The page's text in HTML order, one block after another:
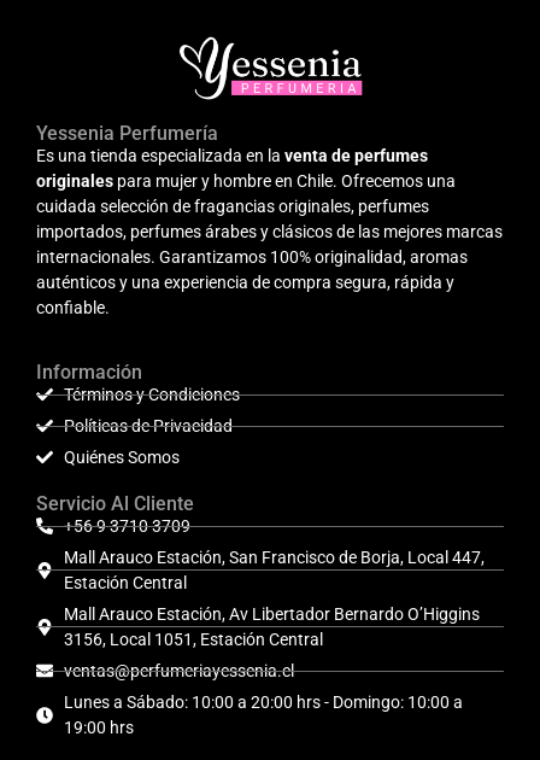
Yessenia Perfumería
Es una tienda especializada en la venta de perfumes
originales para mujer y hombre en Chile. Ofrecemos una
cuidada selección de fragancias originales, perfumes
importados, perfumes árabes y clásicos de las mejores marcas
internacionales. Garantizamos 100% originalidad, aromas
auténticos y una experiencia de compra segura, rápida y
confiable.
Información
Términos y Condiciones
Políticas de Privacidad
Quiénes Somos
Servicio Al Cliente
+56 9 3710 3709
Mall Arauco Estación, San Francisco de Borja, Local 447,
Estación Central
Mall Arauco Estación, Av Libertador Bernardo O’Higgins
3156, Local 1051, Estación Central
ventas@perfumeriayessenia.cl
Lunes a Sábado: 10:00 a 20:00 hrs - Domingo: 10:00 a
19:00 hrs